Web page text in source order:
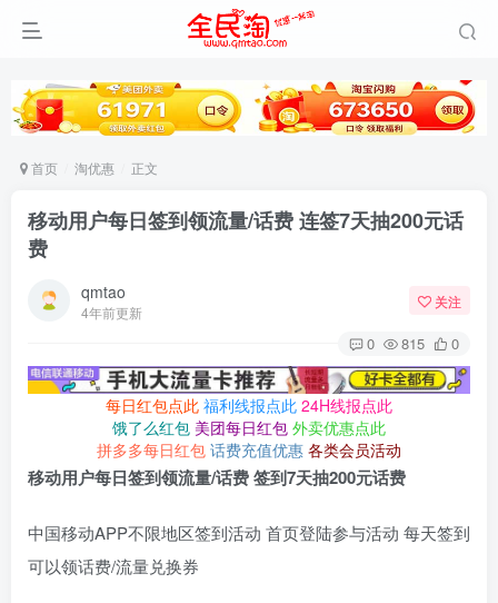
首页 淘优惠 正文
移动用户每日签到领流量/话费 连签7天抽200元话
费
qmtao
4年前更新
关注
0 815 0
每日红包点此 福利线报点此 24H线报点此
饿了么红包 美团每日红包 外卖优惠点此
拼多多每日红包 话费充值优惠 各类会员活动
移动用户每日签到领流量/话费 签到7天抽200元话费
中国移动APP不限地区签到活动 首页登陆参与活动 每天签到
可以领话费/流量兑换券